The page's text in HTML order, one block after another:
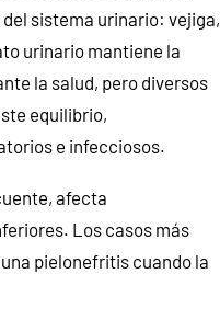
sistema urinario: vejiga,
urinario mantiene la
la salud, pero diversos
equilibrio,
e infecciosos.
afecta
Los casos más
pielonefritis cuando la